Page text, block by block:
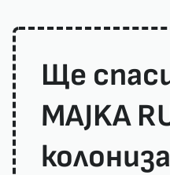
Ще
MAJKA